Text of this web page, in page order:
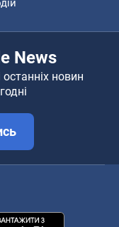
News
новин